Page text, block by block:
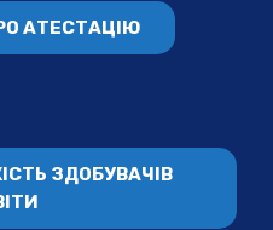
АТЕСТАЦІЮ
ЗДОБУВАЧІВ